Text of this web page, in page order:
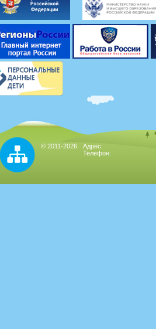
© 2011-2026
Адрес:
Телефон: